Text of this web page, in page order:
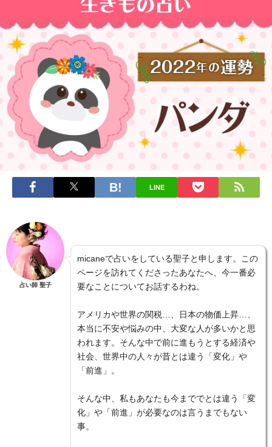
LINE
占い師 聖子
micaneで占いをしている聖子と申します。この
ページを訪れてくださったあなたへ、今一番必
要なことについてお話するわね。
アメリカや世界の関税…、日本の物価上昇…、
本当に不安や悩みの中、大変な人が多いかと思
われます。そんな中で前に進もうとする経済や
社会、世界中の人々が昔とは違う「変化」や
「前進」。
そんな中、私もあなたも今まででとは違う「変
化」や「前進」が必要なのは言うまでもない
事。